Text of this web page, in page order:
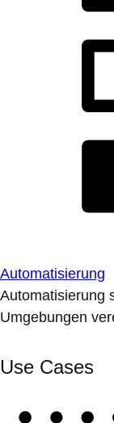
Automatisierung
Automatisierung
Umgebungen
Use Cases